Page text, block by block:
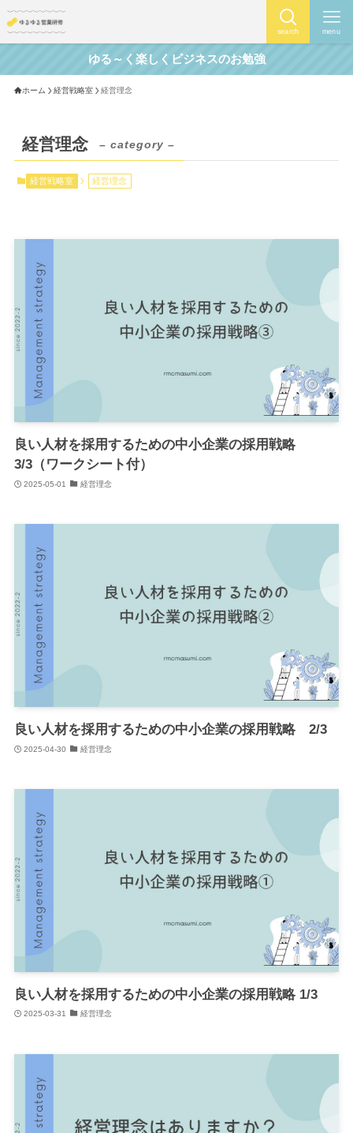
search menu
ゆる～く楽しくビジネスのお勉強
ホーム 経営戦略室 経営理念
経営理念 – category –
経営戦略室 経営理念
良い人材を採用するための中小企業の採用戦略
3/3（ワークシート付）
2025-05-01 経営理念
良い人材を採用するための中小企業の採用戦略 2/3
2025-04-30 経営理念
良い人材を採用するための中小企業の採用戦略 1/3
2025-03-31 経営理念